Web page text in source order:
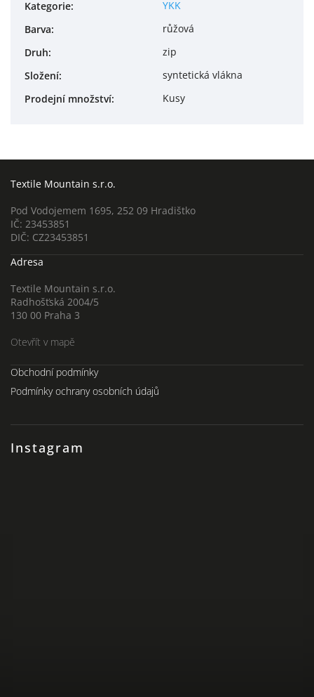
Kategorie:
YKK
Barva:
růžová
Druh:
zip
Složení:
syntetická vlákna
Prodejní množství: Kusy
Textile Mountain s.r.o.
Pod Vodojemem 1695, 252 09 Hradištko
IČ: 23453851
DIČ: CZ23453851
Adresa
Textile Mountain s.r.o.
Radhošťská 2004/5
130 00 Praha 3
Otevřít v mapě
Instagram
Obchodní podmínky
Podmínky ochrany osobních údajů